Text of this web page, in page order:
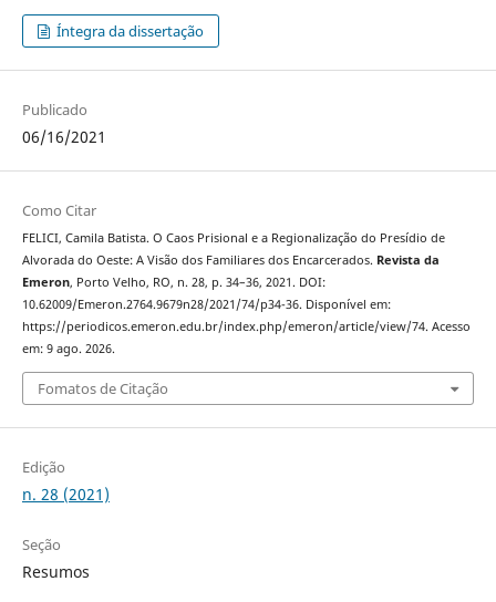
Íntegra da dissertação
Publicado
06/16/2021
Como Citar
FELICI, Camila Batista. O Caos Prisional e a Regionalização do Presídio de
Alvorada do Oeste: A Visão dos Familiares dos Encarcerados. Revista da
Emeron, Porto Velho, RO, n. 28, p. 34–36, 2021. DOI:
10.62009/Emeron.2764.9679n28/2021/74/p34-36. Disponível em:
https://periodicos.emeron.edu.br/index.php/emeron/article/view/74. Acesso
em: 9 ago. 2026.
Fomatos de Citação
Edição
n. 28 (2021)
Seção
Resumos